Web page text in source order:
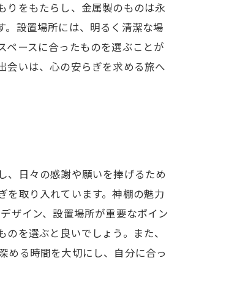
りをもたらし、金属製のものは永
設置場所には、明るく清潔な場
ペースに合ったものを選ぶことが
会いは、心の安らぎを求める旅へ
、日々の感謝や願いを捧げるため
を取り入れています。神棚の魅力
ザイン、設置場所が重要なポイン
を選ぶと良いでしょう。また、
める時間を大切にし、自分に合っ